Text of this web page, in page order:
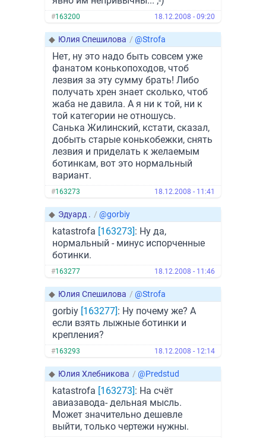
#163200 18.12.2008 - 09:20
◆ Юлия Спешилова / @Strofa
Нет, ну это надо быть совсем уже
фанатом конькопоходов, чтоб
лезвия за эту сумму брать! Либо
получать хрен знает сколько, чтоб
жаба не давила. А я ни к той, ни к
той категории не отношусь.
Санька Жилинский, кстати, сказал,
добыть старые конькобежки, снять
лезвия и приделать к желаемым
ботинкам, вот это нормальный
вариант.
#163273 18.12.2008 - 11:41
◆ Эдуард . / @gorbiy
katastrofa [163273]: Ну да,
нормальный - минус испорченные
ботинки.
#163277 18.12.2008 - 11:46
◆ Юлия Спешилова / @Strofa
gorbiy [163277]: Ну почему же? А
если взять лыжные ботинки и
крепления?
#163293 18.12.2008 - 12:14
◆ Юлия Хлебникова / @Predstud
katastrofa [163273]: На счёт
авиазавода- дельная мысль.
Может значительно дешевле
выйти, только чертежи нужны.